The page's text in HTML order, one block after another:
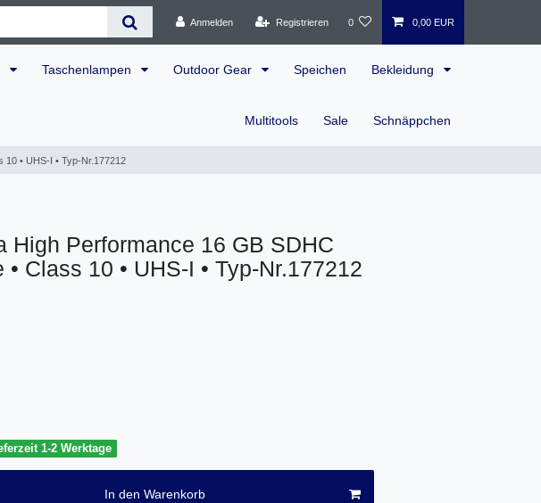
Anmelden Registrieren 0 0,00 EUR
Taschenlampen Outdoor Gear Speichen Bekleidung
Multitools Sale Schnäppchen
• UHS-I • Typ-Nr.177212
High Performance 16 GB SDHC
Class 10 • UHS-I • Typ-Nr.177212
1-2 Werktage
In den Warenkorb